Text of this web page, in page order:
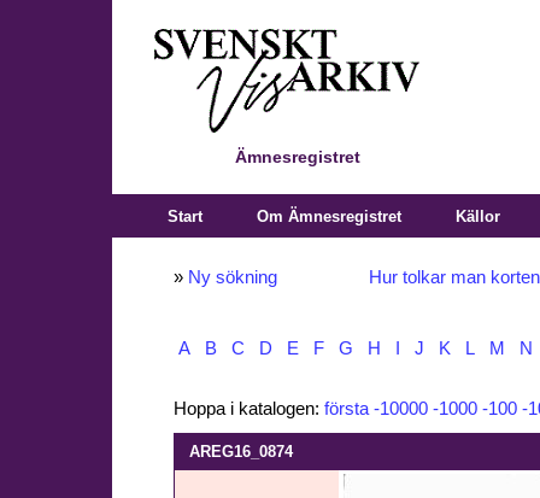
Ämnesregistret
Start Om Ämnesregistret Källor
» Ny sökning Hur tolkar man
A B C D E F G H J K L M N
Hoppa i katalogen: första -10000 -1000 -100 -
AREG16_0874